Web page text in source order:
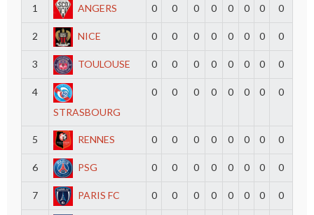
1
ANGERS 0 0 0 0 0 0 0 0
2 NICE 0 0 0 0 0 0 0 0
3 TOULOUSE 0 0 0 0 0 0 0 0
4
STRASBOURG
0 0 0 0 0 0 0 0
5 RENNES 0 0 0 0 0 0 0 0
6 PSG 0 0 0 0 0 0 0 0
7 PARIS FC 0 0 0 0 0 0 0 0